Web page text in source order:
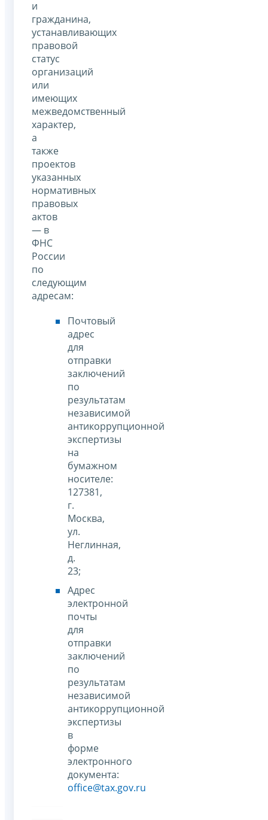
и
гражданина,
устанавливающих
правовой
статус
организаций
или
имеющих
межведомственный
характер,
а
также
проектов
указанных
нормативных
правовых
актов
— в
ФНС
России
по
следующим
адресам:
Почтовый
адрес
для
отправки
заключений
по
результатам
независимой
антикоррупционной
экспертизы
на
бумажном
носителе:
127381,
г.
Москва,
ул.
Неглинная,
д.
23;
Адрес
электронной
почты
для
отправки
заключений
по
результатам
независимой
антикоррупционной
экспертизы
в
форме
электронного
документа:
office@tax.gov.ru